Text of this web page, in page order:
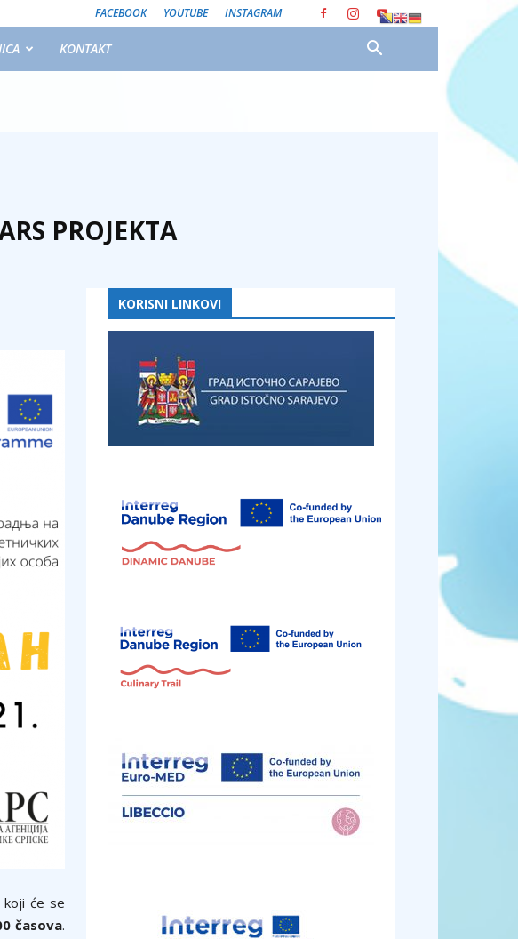
FACEBOOK YOUTUBE INSTAGRAM
KONTAKT
PROJEKTA
koji će se
časova.
KORISNI LINKOVI